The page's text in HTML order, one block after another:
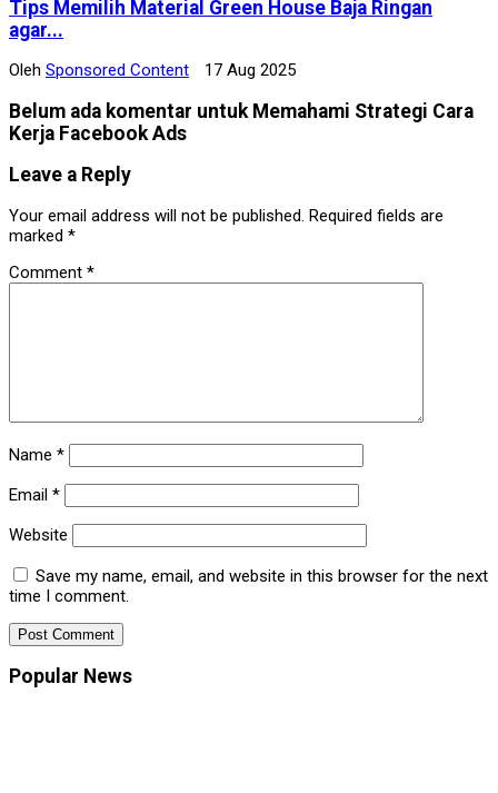
Tips Memilih Material Green House Baja Ringan
agar...
Oleh Sponsored Content 17 Aug 2025
Belum ada komentar untuk Memahami Strategi Cara
Kerja Facebook Ads
Leave a Reply
Your email address will not be published. Required fields are
marked *
Comment *
Name *
Email *
Website
Save my name, email, and website in this browser for the next
time I comment.
Popular News